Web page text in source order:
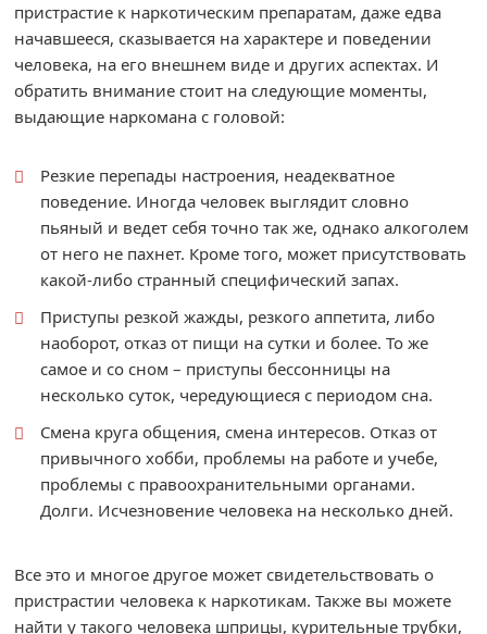
пристрастие к наркотическим препаратам, даже едва
начавшееся, сказывается на характере и поведении
человека, на его внешнем виде и других аспектах. И
обратить внимание стоит на следующие моменты,
выдающие наркомана с головой:
Резкие перепады настроения, неадекватное
поведение. Иногда человек выглядит словно
пьяный и ведет себя точно так же, однако алкоголем
от него не пахнет. Кроме того, может присутствовать
какой-либо странный специфический запах.
Приступы резкой жажды, резкого аппетита, либо
наоборот, отказ от пищи на сутки и более. То же
самое и со сном – приступы бессонницы на
несколько суток, чередующиеся с периодом сна.
Смена круга общения, смена интересов. Отказ от
привычного хобби, проблемы на работе и учебе,
проблемы с правоохранительными органами.
Долги. Исчезновение человека на несколько дней.
Все это и многое другое может свидетельствовать о
пристрастии человека к наркотикам. Также вы можете
найти у такого человека шприцы, курительные трубки,